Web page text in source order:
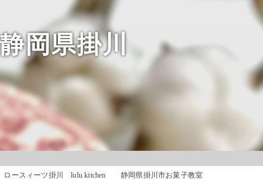
県掛川
ロースィーツ掛川 lulu kitchen 静岡県掛川市お菓子教室